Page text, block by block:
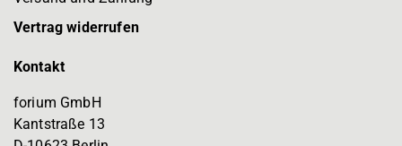
Vertrag widerrufen
Kontakt
forium GmbH
Kantstraße 13